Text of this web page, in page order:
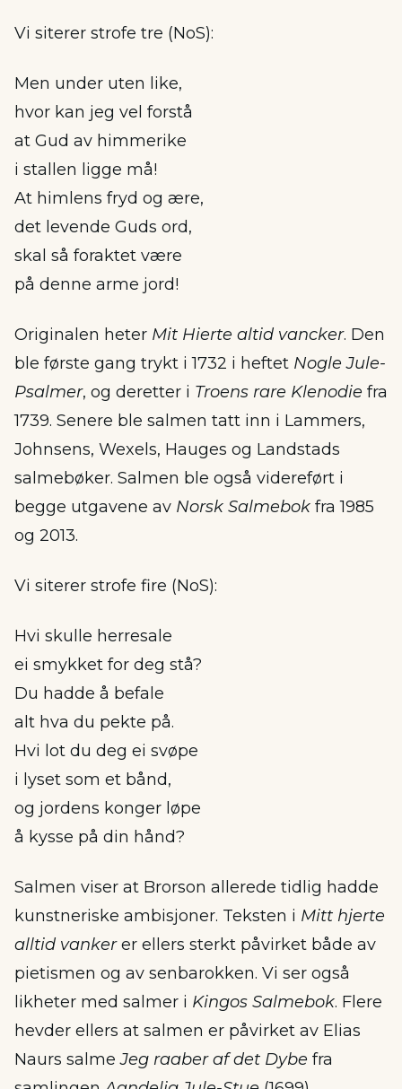
Vi siterer strofe tre (NoS):
Men under uten like,
hvor kan jeg vel forstå
at Gud av himmerike
i stallen ligge må!
At himlens fryd og ære,
det levende Guds ord,
skal så foraktet være
på denne arme jord!
Originalen heter Mit Hierte altid vancker. Den
ble første gang trykt i 1732 i heftet Nogle Jule-
Psalmer, og deretter i Troens rare Klenodie fra
1739. Senere ble salmen tatt inn i Lammers,
Johnsens, Wexels, Hauges og Landstads
salmebøker. Salmen ble også videreført i
begge utgavene av Norsk Salmebok fra 1985
og 2013.
Vi siterer strofe fire (NoS):
Hvi skulle herresale
ei smykket for deg stå?
Du hadde å befale
alt hva du pekte på.
Hvi lot du deg ei svøpe
i lyset som et bånd,
og jordens konger løpe
å kysse på din hånd?
Salmen viser at Brorson allerede tidlig hadde
kunstneriske ambisjoner. Teksten i Mitt hjerte
alltid vankerer ellers sterkt påvirket både av
pietismen og av senbarokken. Vi ser også
likheter med salmer i Kingos Salmebok. Flere
hevder ellers at salmen er påvirket av Elias
Naurs salmeJeg raaber af det Dybe fra